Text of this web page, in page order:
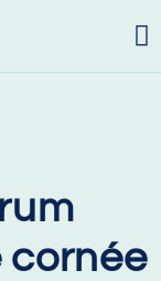
cornée